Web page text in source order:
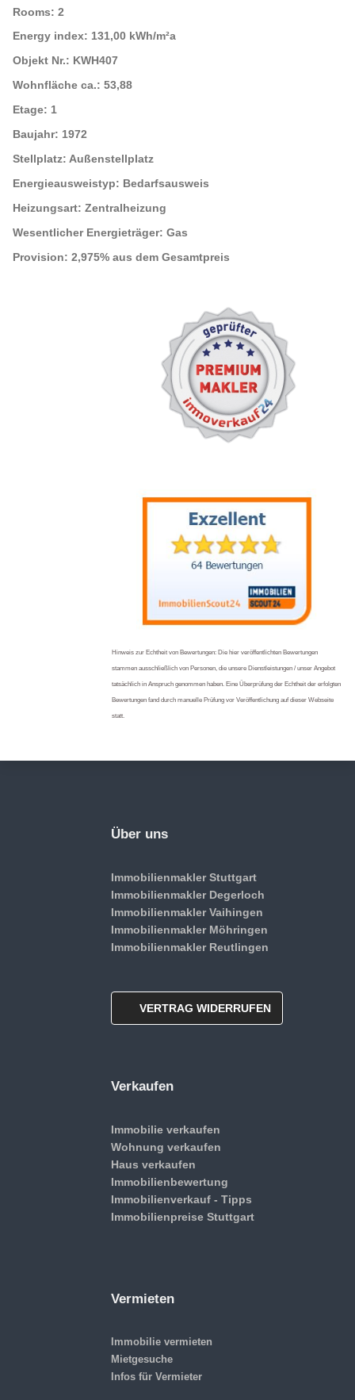
Rooms: 2
Energy index: 131,00 kWh/m²a
Objekt Nr.: KWH407
Wohnfläche ca.: 53,88
Etage: 1
Baujahr: 1972
Stellplatz: Außenstellplatz
Energieausweistyp: Bedarfsausweis
Heizungsart: Zentralheizung
Wesentlicher Energieträger: Gas
Provision: 2,975% aus dem Gesamtpreis
Hinweis zur Echtheit von Bewertungen: Die hier veröffentlichten Bewertungen
stammen ausschließlich von Personen, die unsere Dienstleistungen / unser Angebot
tatsächlich in Anspruch genommen haben. Eine Überprüfung der Echtheit der erfolgten
Bewertungen fand durch manuelle Prüfung vor Veröffentlichung auf dieser Webseite
statt.
Über uns
Immobilienmakler Stuttgart
Immobilienmakler Degerloch
Immobilienmakler Vaihingen
Immobilienmakler Möhringen
Immobilienmakler Reutlingen
VERTRAG WIDERRUFEN
Verkaufen
Immobilie verkaufen
Wohnung verkaufen
Haus verkaufen
Immobilienbewertung
Immobilienverkauf - Tipps
Immobilienpreise Stuttgart
Vermieten
Immobilie vermieten
Mietgesuche
Infos für Vermieter